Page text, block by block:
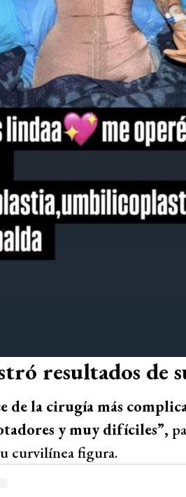
resultados de
de la cirugía más
y muy difíciles”,
curvilínea figura.